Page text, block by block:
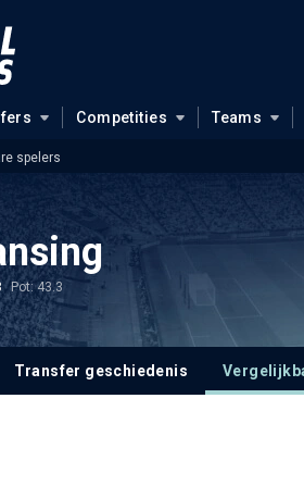
Competities Teams
spelers
Pot: 43.3
Transfer geschiedenis